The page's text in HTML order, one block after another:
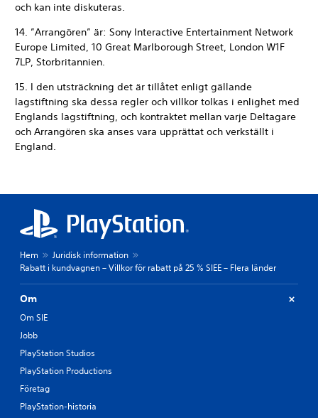
och kan inte diskuteras.
14. ”Arrangören” är: Sony Interactive Entertainment Network
Europe Limited, 10 Great Marlborough Street, London W1F
7LP, Storbritannien.
15. I den utsträckning det är tillåtet enligt gällande
lagstiftning ska dessa regler och villkor tolkas i enlighet med
Englands lagstiftning, och kontraktet mellan varje Deltagare
och Arrangören ska anses vara upprättat och verkställt i
England.
Hem
Juridisk information
Rabatt i kundvagnen – Villkor för rabatt på 25 % SIEE – Flera länder
Om
Om SIE
Jobb
PlayStation Studios
PlayStation Productions
Företag
PlayStation-historia